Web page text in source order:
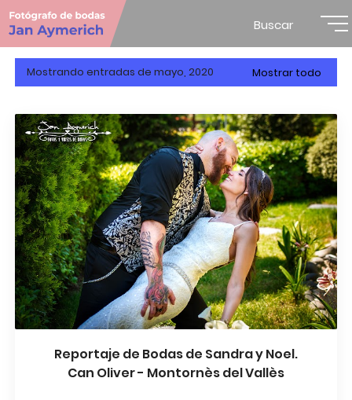
Buscar
Mostrando entradas de mayo, 2020 Mostrar todo
Reportaje de Bodas de Sandra y Noel.
Can Oliver - Montornès del Vallès